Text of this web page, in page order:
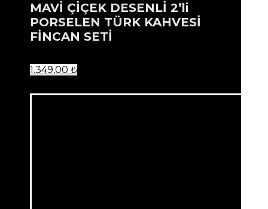
MAVİ ÇİÇEK DESENLİ 2’li
PORSELEN TÜRK KAHVESİ
FİNCAN SETİ
1.349,00 ₺